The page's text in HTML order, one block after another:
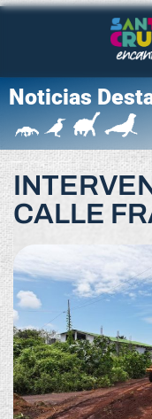
Noticias
CALLE